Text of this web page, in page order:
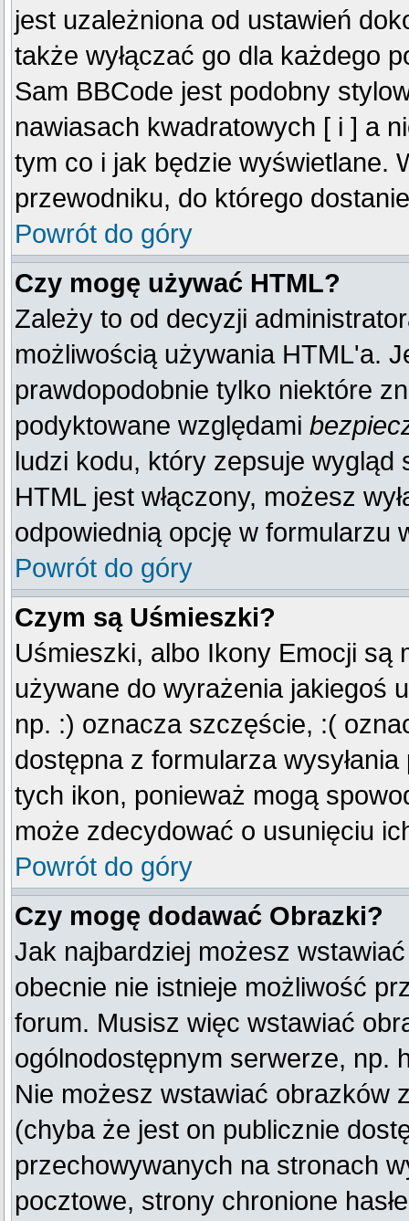
jest uzależniona od ustawień
także wyłączać go dla każdego
Sam BBCode jest podobny
nawiasach kwadratowych [ i ] a
tym co i jak będzie wyświetlane.
przewodniku, do którego
Powrót do góry
Czy mogę używać HTML?
Zależy to od decyzji
możliwością używania HTML'a.
prawdopodobnie tylko niektóre
podyktowane względami
ludzi kodu, który zepsuje wygląd
HTML jest włączony, możesz
odpowiednią opcję w formularzu
Powrót do góry
Czym są Uśmieszki?
Uśmieszki, albo Ikony Emocji są
używane do wyrażenia jakiegoś
np. :) oznacza szczęście, :(
dostępna z formularza
tych ikon, ponieważ mogą
może zdecydować o usunięciu
Powrót do góry
Czy mogę dodawać Obrazki?
Jak najbardziej możesz
obecnie nie istnieje możliwość
forum. Musisz więc wstawiać
ogólnodostępnym serwerze, np.
Nie możesz wstawiać obrazków
(chyba że jest on publicznie
przechowywanych na stronach
pocztowe, strony chronione